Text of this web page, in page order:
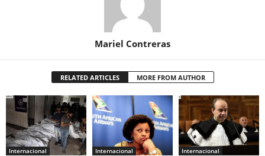
Mariel Contreras
RELATED ARTICLES MORE FROM AUTHOR
Internacional Internacional Internacional